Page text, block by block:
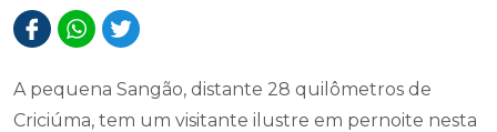
A pequena Sangão, distante 28 quilômetros de
Criciúma, tem um visitante ilustre em pernoite nesta